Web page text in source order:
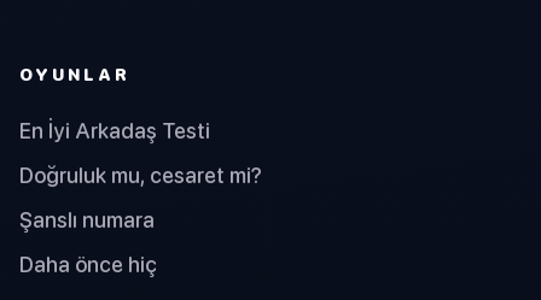
OYUNLAR
En İyi Arkadaş Testi
Doğruluk mu, cesaret mi?
Şanslı numara
Daha önce hiç